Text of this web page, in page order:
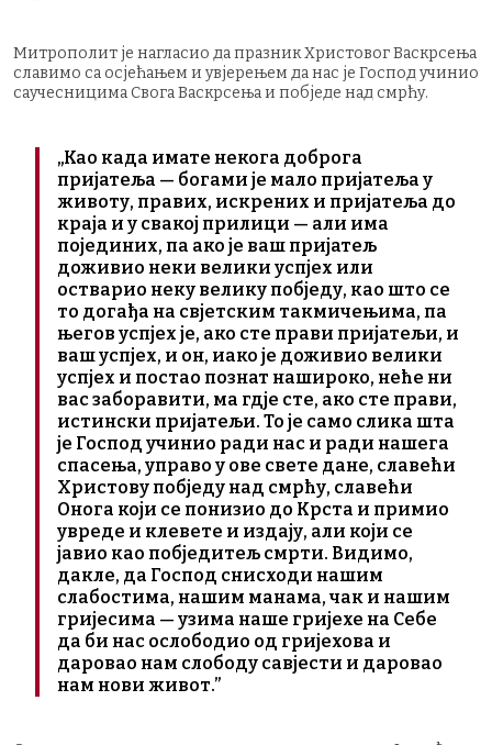
Митрополит је нагласио да празник Христовог Васкрсења
славимо са осјећањем и увјерењем да нас је Господ учинио
саучесницима Свога Васкрсења и побједе над смрћу.
„Као када имате некога доброга
пријатеља — богами је мало пријатеља у
животу, правих, искрених и пријатеља до
краја и у свакој прилици — али има
појединих, па ако је ваш пријатељ
доживио неки велики успјех или
остварио неку велику побједу, као што се
то догађа на свјетским такмичењима, па
његов успјех је, ако сте прави пријатељи, и
ваш успјех, и он, иако је доживио велики
успјех и постао познат нашироко, неће ни
вас заборавити, ма гдје сте, ако сте прави,
истински пријатељи. То је само слика шта
је Господ учинио ради нас и ради нашега
спасења, управо у ове свете дане, славећи
Христову побједу над смрћу, славећи
Онога који се понизио до Крста и примио
увреде и клевете и издају, али који се
јавио као побједитељ смрти. Видимо,
дакле, да Господ снисходи нашим
слабостима, нашим манама, чак и нашим
гријесима — узима наше гријехе на Себе
да би нас ослободио од гријехова и
даровао нам слободу савјести и даровао
нам нови живот.”